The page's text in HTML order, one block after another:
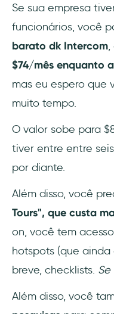
Se sua empresa
funcionários, você
barato dk Intercom,
$74/mês enquanto
mas eu espero que
muito tempo.
O valor sobe para
tiver entre entre
por diante.
Além disso, você
Tours", que custa
on, você tem
hotspots (que
breve, checklists.
Além disso, você